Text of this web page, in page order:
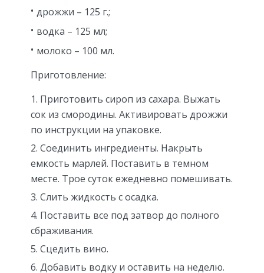
дрожжи – 125 г.;
водка – 125 мл;
молоко – 100 мл.
Приготовление:
Приготовить сироп из сахара. Выжать
сок из смородины. Активировать дрожжи
по инструкции на упаковке.
Соединить ингредиенты. Накрыть
емкость марлей. Поставить в темном
месте. Трое суток ежедневно помешивать.
Слить жидкость с осадка.
Поставить все под затвор до полного
сбраживания.
Сцедить вино.
Добавить водку и оставить на неделю.